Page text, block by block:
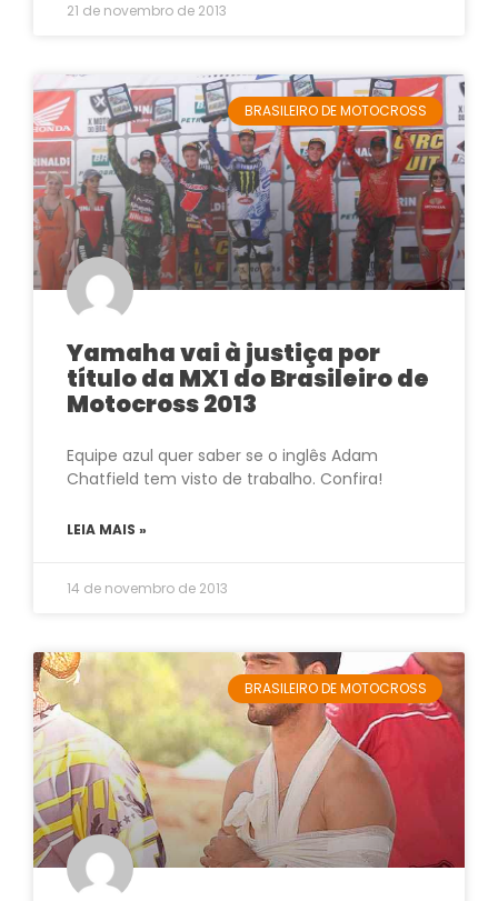
21 de novembro de 2013
BRASILEIRO DE MOTOCROSS
Yamaha vai à justiça por
título da MX1 do Brasileiro de
Motocross 2013
Equipe azul quer saber se o inglês Adam
Chatfield tem visto de trabalho. Confira!
LEIA MAIS »
14 de novembro de 2013
BRASILEIRO DE MOTOCROSS